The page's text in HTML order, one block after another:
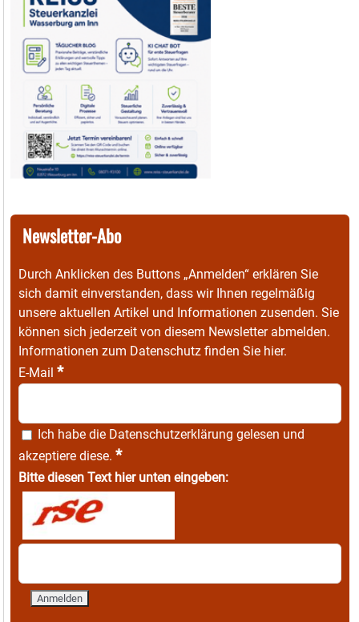
Newsletter-Abo
Durch Anklicken des Buttons „Anmelden“ erklären Sie
sich damit einverstanden, dass wir Ihnen regelmäßig
unsere aktuellen Artikel und Informationen zusenden. Sie
können sich jederzeit von diesem Newsletter abmelden.
Informationen zum Datenschutz finden Sie hier.
E-Mail *
Ich habe die Datenschutzerklärung gelesen und
akzeptiere diese. *
Bitte diesen Text hier unten eingeben: